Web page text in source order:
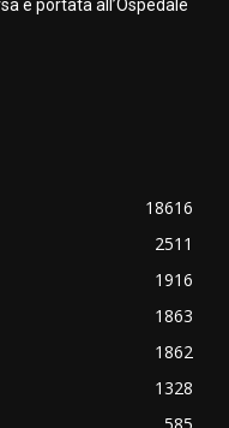
e portata all’Ospedale
18616
2511
1916
1863
1862
1328